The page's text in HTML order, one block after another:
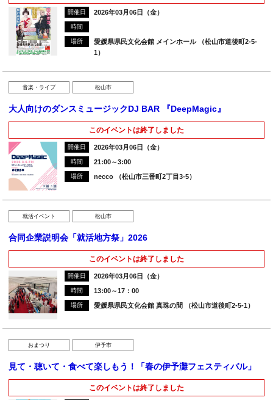
開催日 2026年03月06日（金）
時間
場所
愛媛県県民文化会館 メインホール （松山市道後町2-5-
1）
音楽・ライブ 松山市
大人向けのダンスミュージックDJ BAR 『DeepMagic』
このイベントは終了しました
開催日 2026年03月06日（金）
時間 21:00～3:00
場所 necco （松山市三番町2丁目3-5）
就活イベント 松山市
合同企業説明会「就活地方祭」2026
このイベントは終了しました
開催日 2026年03月06日（金）
時間 13:00～17：00
場所 愛媛県県民文化会館 真珠の間 （松山市道後町2-5-1）
おまつり 伊予市
見て・聴いて・食べて楽しもう！「春の伊予灘フェスティバル」
このイベントは終了しました